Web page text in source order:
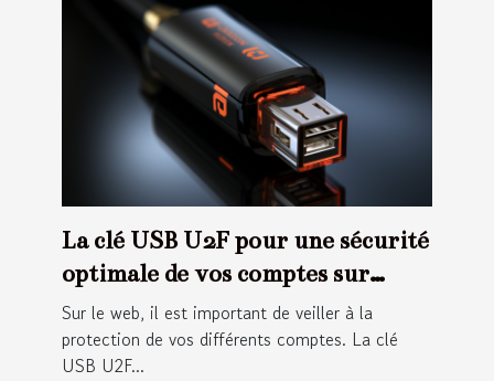
La clé USB U2F pour une sécurité
optimale de vos comptes sur
internet
Sur le web, il est important de veiller à la
protection de vos différents comptes. La clé
USB U2F...